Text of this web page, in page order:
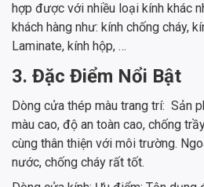
hợp được với nhiều loại kính khác
khách hàng như: kính chống cháy,
Laminate, kính hộp, …
3. Đặc Điểm Nổi Bật
Dòng cửa thép màu trang trí: Sản
màu cao, độ an toàn cao, chống
cùng thân thiện với môi trường.
nước, chống cháy rất tốt.